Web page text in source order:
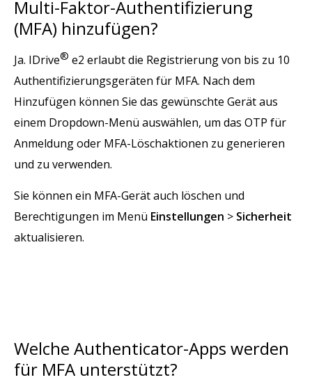
Multi-Faktor-Authentifizierung
(MFA) hinzufügen?
Ja. IDrive® e2 erlaubt die Registrierung von bis zu 10
Authentifizierungsgeräten für MFA. Nach dem
Hinzufügen können Sie das gewünschte Gerät aus
einem Dropdown-Menü auswählen, um das OTP für
Anmeldung oder MFA-Löschaktionen zu generieren
und zu verwenden.
Sie können ein MFA-Gerät auch löschen und
Berechtigungen im Menü Einstellungen > Sicherheit
aktualisieren.
Welche Authenticator-Apps werden
für MFA unterstützt?